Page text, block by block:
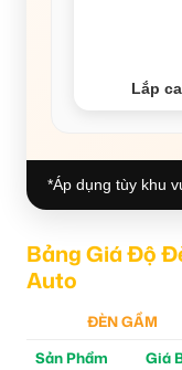
Lắp
*Áp dụng tùy khu
Bảng Giá Độ
Auto
ĐÈN GẦM
Sản Phẩm
Giá